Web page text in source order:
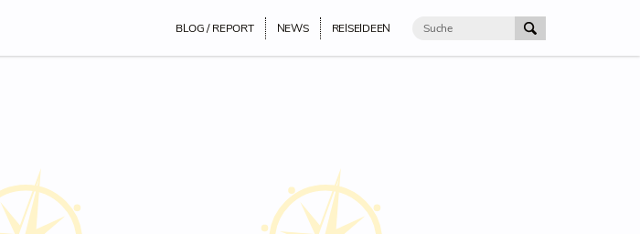
BLOG / REPORT NEWS REISEIDEEN